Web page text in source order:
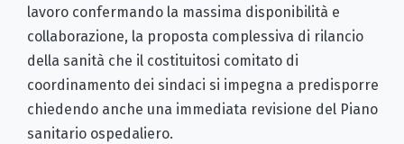
lavoro confermando la massima disponibilità e
collaborazione, la proposta complessiva di rilancio
della sanità che il costituitosi comitato di
coordinamento dei sindaci si impegna a predisporre
chiedendo anche una immediata revisione del Piano
sanitario ospedaliero.